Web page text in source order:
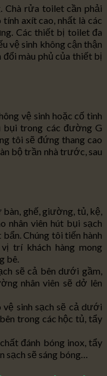
Chà rửa toilet cần phải
axít cao, nhất là các
Các thiết bị toilet đa
vệ sinh không cận thận
đổi màu phủ của thiết bị
vệ sinh hoặc cố tình
bụi trong các đường G
tôi sẽ đứng thang cao
bộ trần nhà trước, sau
ghế, giường, tủ, kệ,
nhân viên hút bụi sạch
bẩn. Chúng tôi tiến hành
trí khách hàng mong
bê.
sẽ cả bên dưới gầm,
nhân viên sẽ dở lên
sinh sạch sẽ cả dưới
trong các hộc tủ, tẩy
đánh bóng inox, tẩy
sạch sẽ sáng bóng…